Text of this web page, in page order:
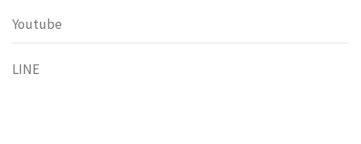
Youtube
LINE